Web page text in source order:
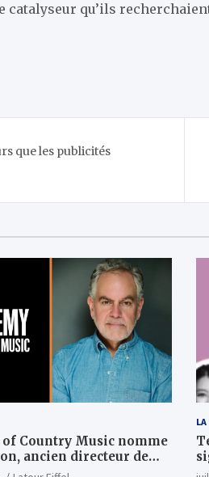
catalyseur qu’ils
que les publicités
of Country Music nomme
ancien directeur de
TV, au poste de PDG